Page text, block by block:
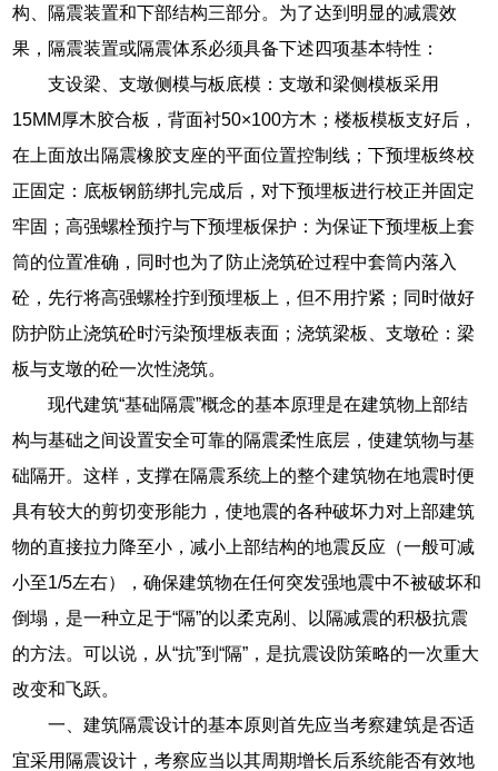
构、隔震装置和下部结构三部分。为了达到明显的减震效
果，隔震装置或隔震体系必须具备下述四项基本特性：
支设梁、支墩侧模与板底模：支墩和梁侧模板采用
15MM厚木胶合板，背面衬50×100方木；楼板模板支好后，
在上面放出隔震橡胶支座的平面位置控制线；下预埋板终校
正固定：底板钢筋绑扎完成后，对下预埋板进行校正并固定
牢固；高强螺栓预拧与下预埋板保护：为保证下预埋板上套
筒的位置准确，同时也为了防止浇筑砼过程中套筒内落入
砼，先行将高强螺栓拧到预埋板上，但不用拧紧；同时做好
防护防止浇筑砼时污染预埋板表面；浇筑梁板、支墩砼：梁
板与支墩的砼一次性浇筑。
现代建筑“基础隔震”概念的基本原理是在建筑物上部结
构与基础之间设置安全可靠的隔震柔性底层，使建筑物与基
础隔开。这样，支撑在隔震系统上的整个建筑物在地震时便
具有较大的剪切变形能力，使地震的各种破坏力对上部建筑
物的直接拉力降至小，减小上部结构的地震反应（一般可减
小至1/5左右），确保建筑物在任何突发强地震中不被破坏和
倒塌，是一种立足于“隔”的以柔克剐、以隔减震的积极抗震
的方法。可以说，从“抗”到“隔”，是抗震设防策略的一次重大
改变和飞跃。
一、建筑隔震设计的基本原则首先应当考察建筑是否适
宜采用隔震设计，考察应当以其周期增长后系统能否有效地